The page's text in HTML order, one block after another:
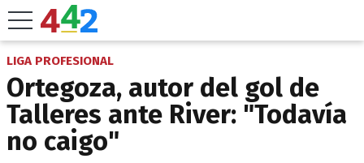
LIGA PROFESIONAL
Ortegoza, autor del gol de
Talleres ante River: "Todavía
no caigo"